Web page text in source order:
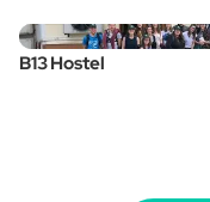
B13 Hostel